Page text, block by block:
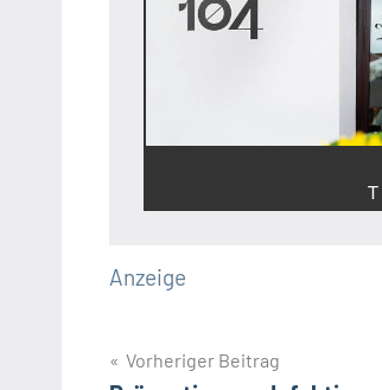
Anzeige
Beitragsnavigation
Vorheriger Beitrag